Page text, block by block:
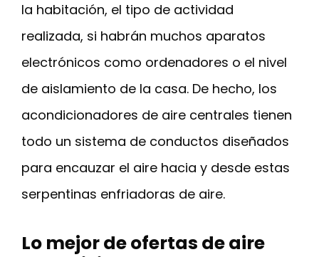
la habitación, el tipo de actividad
realizada, si habrán muchos aparatos
electrónicos como ordenadores o el nivel
de aislamiento de la casa. De hecho, los
acondicionadores de aire centrales tienen
todo un sistema de conductos diseñados
para encauzar el aire hacia y desde estas
serpentinas enfriadoras de aire.
Lo mejor de ofertas de aire